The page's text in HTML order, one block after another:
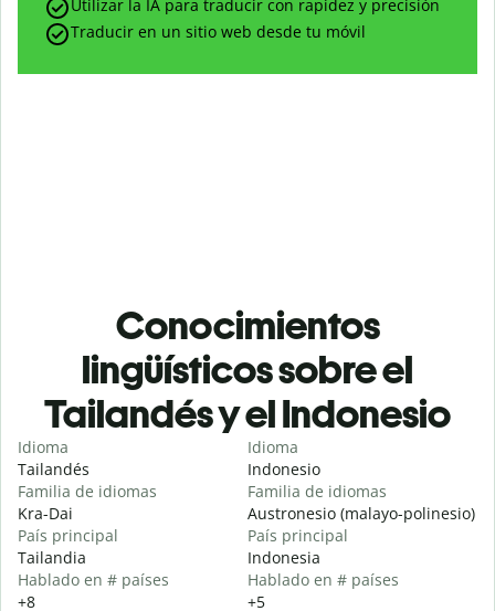
Utilizar la IA para traducir con rapidez y precisión
Traducir en un sitio web desde tu móvil
Conocimientos
lingüísticos sobre el
Tailandés y el Indonesio
Idioma
Tailandés
Familia de idiomas
Kra-Dai
País principal
Tailandia
Hablado en # países
+8
Idioma
Indonesio
Familia de idiomas
Austronesio (malayo-polinesio)
País principal
Indonesia
Hablado en # países
+5